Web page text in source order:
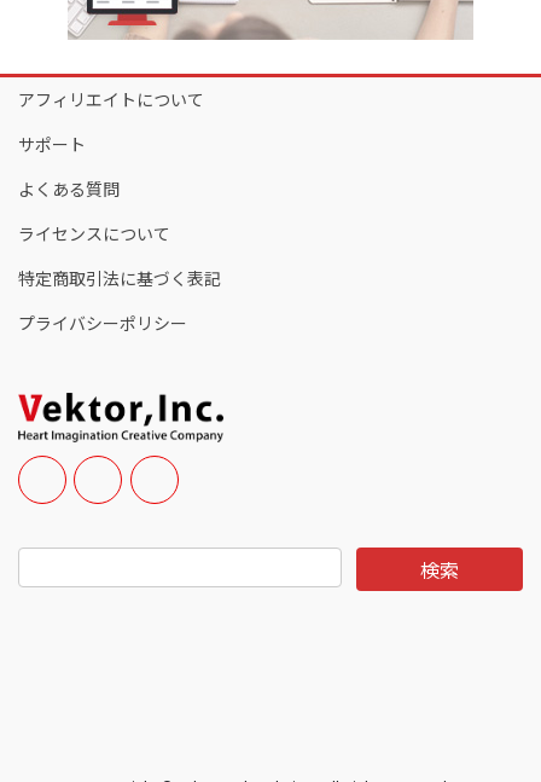
アフィリエイトについて
サポート
よくある質問
ライセンスについて
特定商取引法に基づく表記
プライバシーポリシー